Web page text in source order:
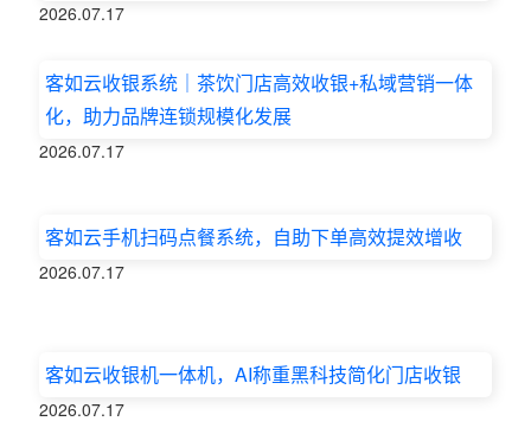
2026.07.17
客如云收银系统｜茶饮门店高效收银+私域营销一体
化，助力品牌连锁规模化发展
2026.07.17
客如云手机扫码点餐系统，自助下单高效提效增收
2026.07.17
客如云收银机一体机，AI称重黑科技简化门店收银
2026.07.17